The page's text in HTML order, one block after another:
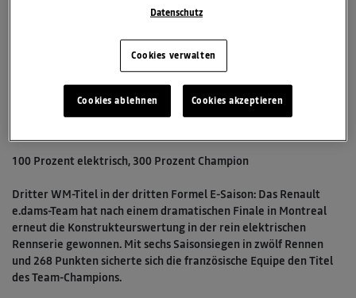
TAGS & KATEGORIEN
Formel E 2016/2017
100 Prozent elektrisch, 300 Prozent Champion
Dritter WM-Titel in der dritten Formel E-Saison: Das Renault
e.dams-Team hat nach einem dramatischen Finale in Montreal
erneut die Konstrukteurswertung in der rein elektrischen
Rennserie gewonnen. Mit sechs Saisonsiegen in zwölf Rennen
und 268 Punkten sicherte sich die französische Equipe den Titel
des Team-Champions.
Datenschutz
Cookies verwalten
Cookies ablehnen Cookies akzeptieren